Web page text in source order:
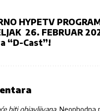
HYPETV
26. FEBRUAR
“D-Cast”!
biti objavljivana. Neophodna